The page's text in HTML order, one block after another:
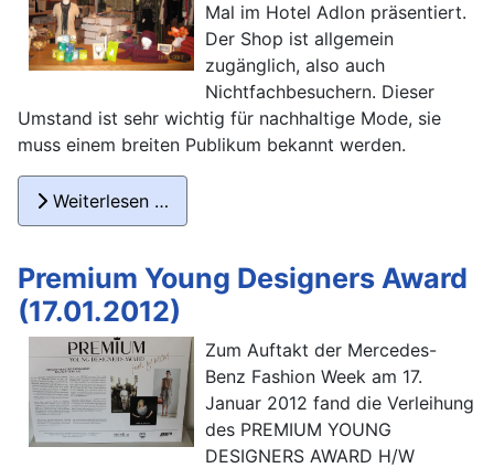
Mal im Hotel Adlon präsentiert.
Der Shop ist allgemein
zugänglich, also auch
Nichtfachbesuchern. Dieser
Umstand ist sehr wichtig für nachhaltige Mode, sie
muss einem breiten Publikum bekannt werden.
Weiterlesen …
Premium Young Designers Award
(17.01.2012)
Zum Auftakt der Mercedes-
Benz Fashion Week am 17.
Januar 2012 fand die Verleihung
des PREMIUM YOUNG
DESIGNERS AWARD H/W